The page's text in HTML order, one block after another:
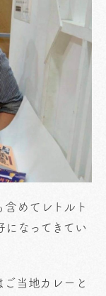
めてレトルト
になってきてい
当地カレーと